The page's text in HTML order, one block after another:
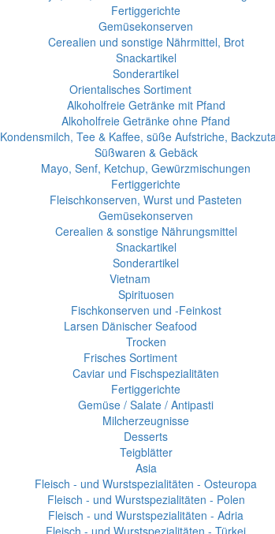
Fertiggerichte
Gemüsekonserven
Cerealien und sonstige Nährmittel, Brot
Snackartikel
Sonderartikel
Orientalisches Sortiment
Alkoholfreie Getränke mit Pfand
Alkoholfreie Getränke ohne Pfand
Kondensmilch, Tee & Kaffee, süße Aufstriche,
Süßwaren & Gebäck
Mayo, Senf, Ketchup, Gewürzmischungen
Fertiggerichte
Fleischkonserven, Wurst und Pasteten
Gemüsekonserven
Cerealien & sonstige Nährungsmittel
Snackartikel
Sonderartikel
Vietnam
Spirituosen
Fischkonserven und -Feinkost
Larsen Dänischer Seafood
Trocken
Frisches Sortiment
Caviar und Fischspezialitäten
Fertiggerichte
Gemüse / Salate / Antipasti
Milcherzeugnisse
Desserts
Teigblätter
Asia
Fleisch - und Wurstspezialitäten - Osteuropa
Fleisch - und Wurstspezialitäten - Polen
Fleisch - und Wurstspezialitäten - Adria
Fleisch - und Wurstspezialitäten - Türkei